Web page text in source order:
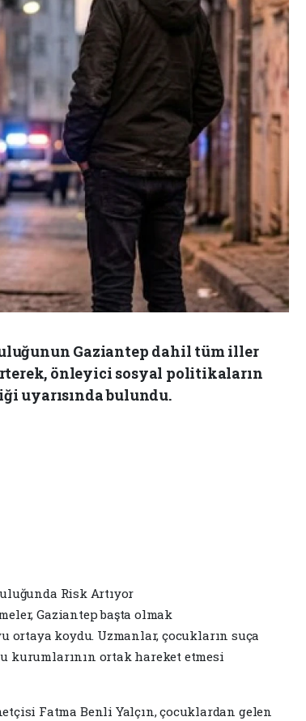
Gaziantep dahil tüm iller
önleyici sosyal politikaların
uyarısında bulundu.
Risk Artıyor
Gaziantep başta olmak
koydu. Uzmanlar, çocukların suça
kurumlarının ortak hareket etmesi
Fatma Benli Yalçın, çocuklardan gelen